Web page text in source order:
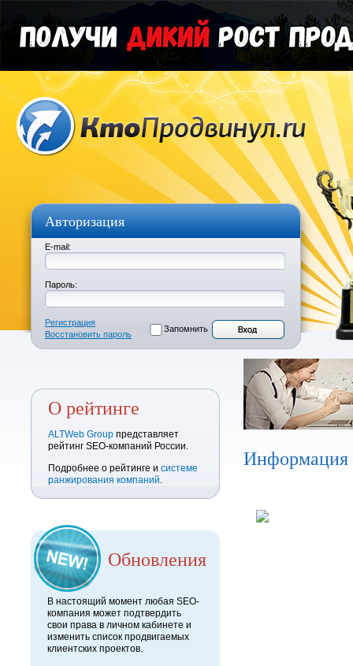
Авторизация
E-mail:
Пароль:
Регистрация
Восстановить пароль
Запомнить
О рейтинге
ALTWeb Group представляет
рейтинг SEO-компаний России.
Подробнее о рейтинге и системе
ранжирования компаний.
Обновления
В настоящий момент любая SEO-
компания может подтвердить
свои права в личном кабинете и
изменить список продвигаемых
клиентских проектов.
Информация